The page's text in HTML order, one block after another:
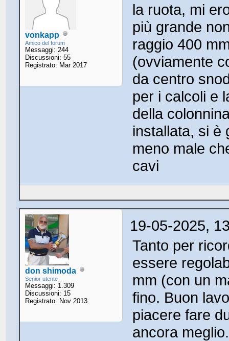
vonkapp
Amico del forum
Messaggi: 244
Discussioni: 55
Registrato: Mar 2017
la ruota, mi
più grande
raggio 400
(ovviamente
da centro
per i calcoli e
della
installata, si è
meno male
cavi
don shimoda
Senior utente
Messaggi: 1.309
Discussioni: 15
Registrato: Nov 2013
19-05-2025,
Tanto per
essere
mm (con un
fino. Buon
piacere fare
ancora meglio.